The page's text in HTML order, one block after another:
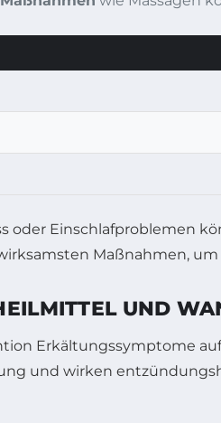
oder Einschlafproblemen
Maßnahmen,
UND
Erkältungssymptome
und wirken